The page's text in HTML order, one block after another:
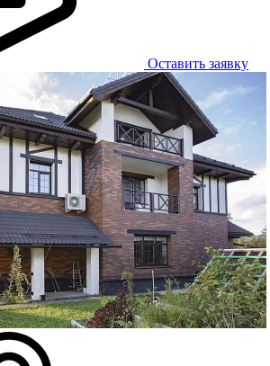
Оставить заявку